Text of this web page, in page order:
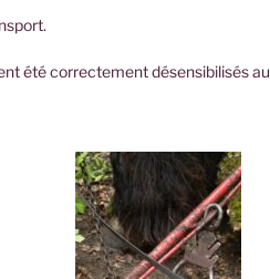
été correctement désensibilisés au